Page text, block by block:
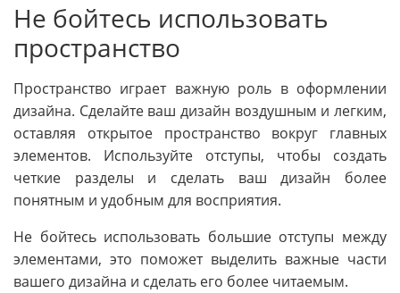
Не бойтесь использовать
пространство
Пространство играет важную роль в оформлении
дизайна. Сделайте ваш дизайн воздушным и легким,
оставляя открытое пространство вокруг главных
элементов. Используйте отступы, чтобы создать
четкие разделы и сделать ваш дизайн более
понятным и удобным для восприятия.
Не бойтесь использовать большие отступы между
элементами, это поможет выделить важные части
вашего дизайна и сделать его более читаемым.